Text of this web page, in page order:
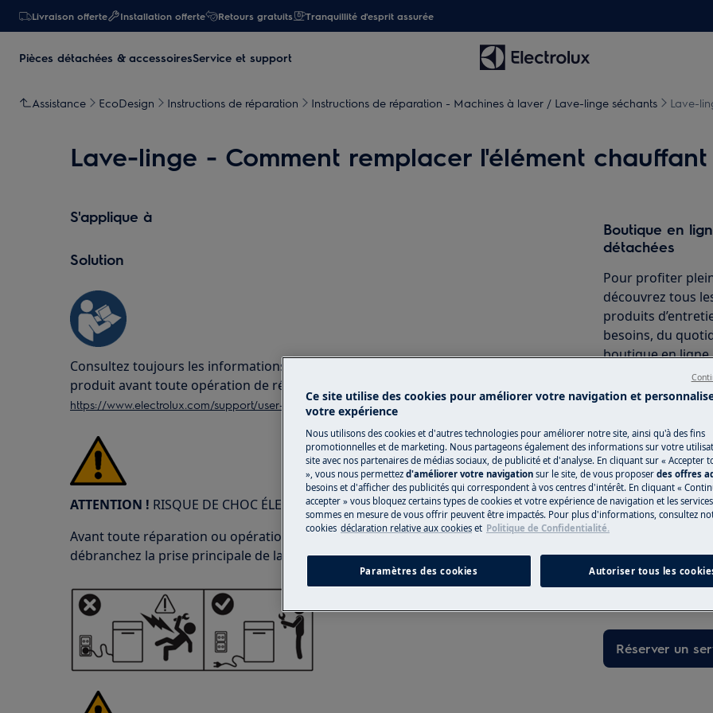
Livraison offerte Installation offerte Retours gratuits Tranquillité d'esprit assurée
Pièces détachées & accessoiresService et support
Assistance EcoDesign Instructions de réparation Instructions de réparation - Machines à laver / Lave-linge séchants Lave-
Lave-linge - Comment remplacer l'élément chauffant
S'applique à
Solution
Consultez toujours les informations de sécurité du manuel d'utilisation de votre
produit avant toute opération de réparation ou de maintenance.
https://www.electrolux.com/support/user-manuals/
ATTENTION ! RISQUE DE CHOC ÉLECTRIQUE
Avant toute réparation ou opération de maintenance, désactivez l'appareil et
débranchez la prise principale de la prise murale.
Boutique en
détachées
Pour profiter
découvrez tous
produits
besoins, du
boutique en ligne
Vers la
Service de
Besoin d’une
votre appareil
aujourd’hui
réservez et
Réserver un
Ce site utilise des cookies pour améliorer votre navigation et
votre expérience
Nous utilisons des cookies et d'autres technologies pour améliorer notre site, ainsi qu'à des fins
promotionnelles et de marketing. Nous partageons également des informations sur votre
site avec nos partenaires de médias sociaux, de publicité et d'analyse. En cliquant sur « Accepter
», vous nous permettez d'améliorer votre navigation sur le site, de vous proposer des offres
besoins et d'afficher des publicités qui correspondent à vos centres d'intérêt. En cliquant «
accepter » vous bloquez certains types de cookies et votre expérience de navigation et les
sommes en mesure de vous offrir peuvent être impactés. Pour plus d'informations, consultez
cookies déclaration relative aux cookies et Politique de Confidentialité.
Paramètres des cookies Autoriser tous les